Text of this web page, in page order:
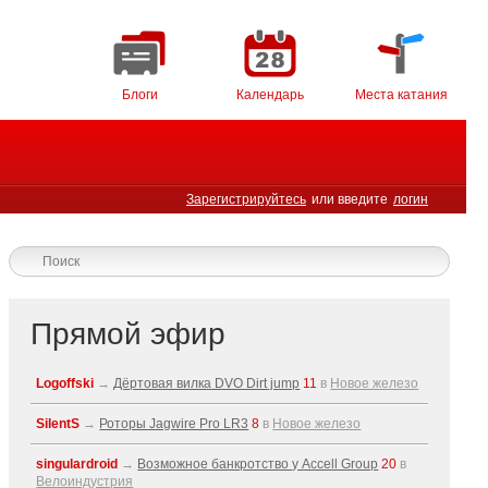
Блоги Календарь Места катания
Зарегистрируйтесь или введите логин
Прямой эфир
Logoffski →Дёртовая вилка DVO Dirt jump 11 в Новое железо
SilentS → Роторы Jagwire Pro LR3 8 в Новое железо
singulardroid → Возможное банкротство у Accell Group 20 в
Велоиндустрия